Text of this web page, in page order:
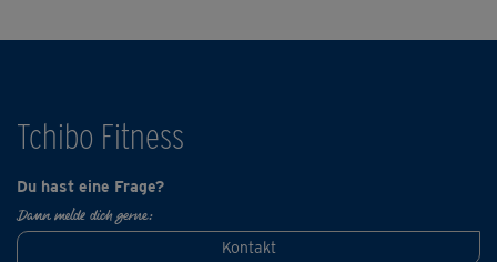
Tchibo Fitness
Du hast eine Frage?
Dann melde dich gerne:
Kontakt